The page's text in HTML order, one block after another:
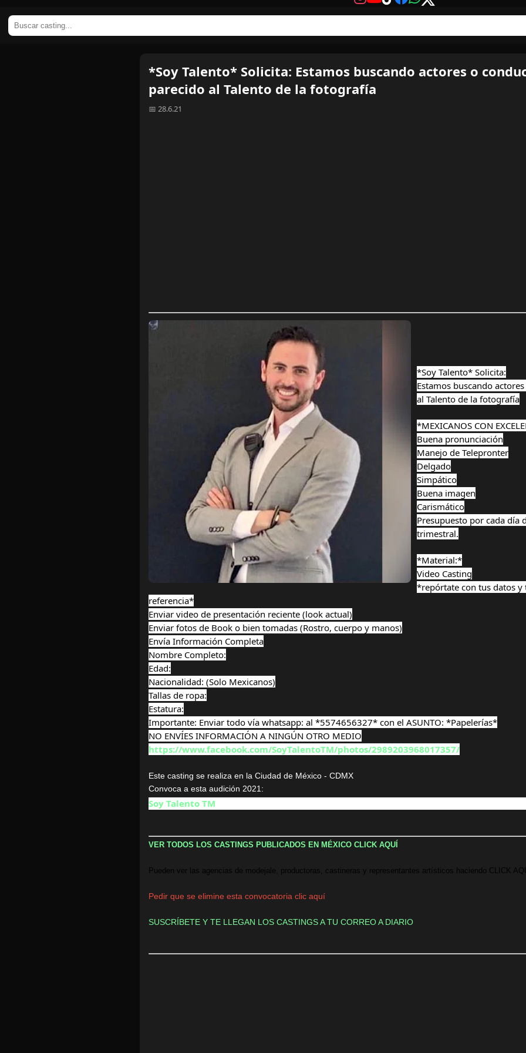
*Soy Talento* Solicita: Estamos buscando actores o
parecido al Talento de la fotografía
📅 28.6.21
*Soy Talento* Solicita:
Estamos buscando
al Talento de la fotografía
*MEXICANOS CON
Buena pronunciación
Manejo de Telepronter
Delgado
Simpático
Buena imagen
Carismático
Presupuesto por cada día
trimestral.
*Material:*
Video Casting
*repórtate con tus datos y
referencia*
Enviar video de presentación reciente (look actual)
Enviar fotos de Book o bien tomadas (Rostro, cuerpo y manos)
Envía Información Completa
Nombre Completo:
Edad:
Nacionalidad: (Solo Mexicanos)
Tallas de ropa:
Estatura:
Importante: Enviar todo vía whatsapp: al *5574656327* con el ASUNTO: *Papelerías*
NO ENVÍES INFORMACIÓN A NINGÚN OTRO MEDIO
https://www.facebook.com/SoyTalentoTM/photos/2989203968017357/
Este casting se realiza en la Ciudad de México - CDMX
Convoca a esta audición 2021:
Soy Talento TM
VER TODOS LOS CASTINGS PUBLICADOS EN MÉXICO CLICK AQUÍ
Pueden ver las agencias de modejale, productoras, castineras y representantes artísticos haciendo CLICK
Pedir que se elimine esta convocatoria clic aquí
SUSCRÍBETE Y TE LLEGAN LOS CASTINGS A TU CORREO A DIARIO